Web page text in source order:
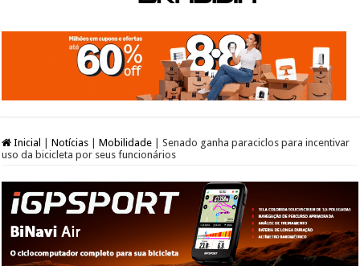
Inicial Notícias Mobilidade
Senado ganha paraciclos para incentivar
uso da bicicleta por seus funcionários